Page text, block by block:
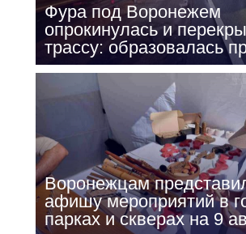
Фура под Воронежем
опрокинулась и
трассу: образовалась
Воронежцам
афишу мероприятий в
парках и скверах на 9